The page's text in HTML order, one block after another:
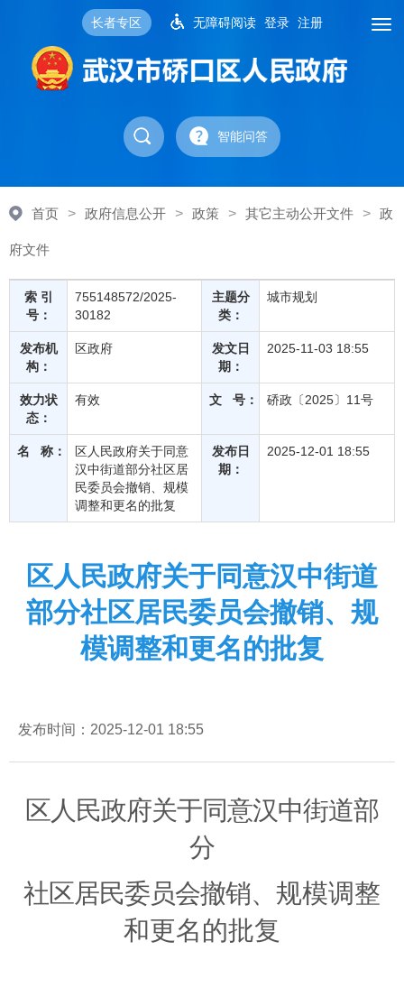
长者专区 无障碍阅读 登录 注册
智能问答
首页 > 政府信息公开 > 政策 > 其它主动公开文件 > 政
府文件
索 引
号：
755148572/2025-
30182
主题分
类：
城市规划
发布机
构：
区政府
发文日
期：
2025-11-03 18:55
效力状
态：
有效 文 号： 硚政〔2025〕11号
名 称：
区人民政府关于同意
汉中街道部分社区居
民委员会撤销、规模
调整和更名的批复
发布日
期：
2025-12-01 18:55
区人民政府关于同意汉中街道
部分社区居民委员会撤销、规
模调整和更名的批复
发布时间：2025-12-01 18:55
区人民政府关于同意汉中街道部
分
社区居民委员会撤销、 规模调整
和更名的批复